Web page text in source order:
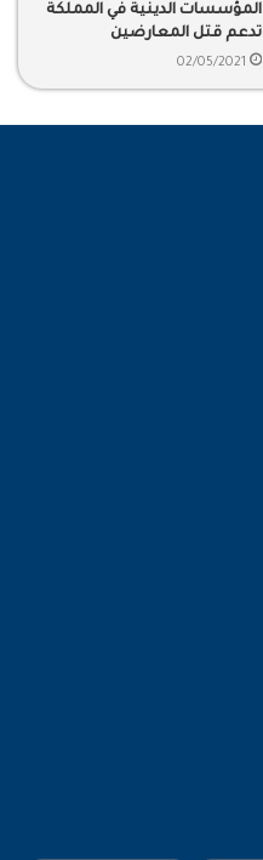
المؤسسات الدينية في المملكة
تدعم قتل المعارضين
02/05/2021